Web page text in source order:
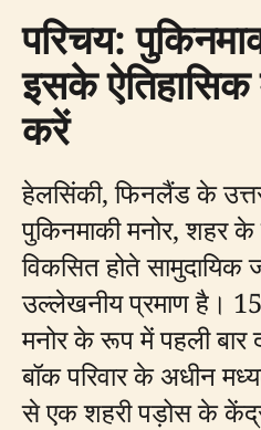
परिचय:
इसके
करें
हेलसिंकी, फिनलैंड के
पुकिनमाकी मनोर, शहर
विकसित होते सामुदायिक
उल्लेखनीय प्रमाण है।
मनोर के रूप में पहली बार
बॉक परिवार के अधीन
से एक शहरी पड़ोस के